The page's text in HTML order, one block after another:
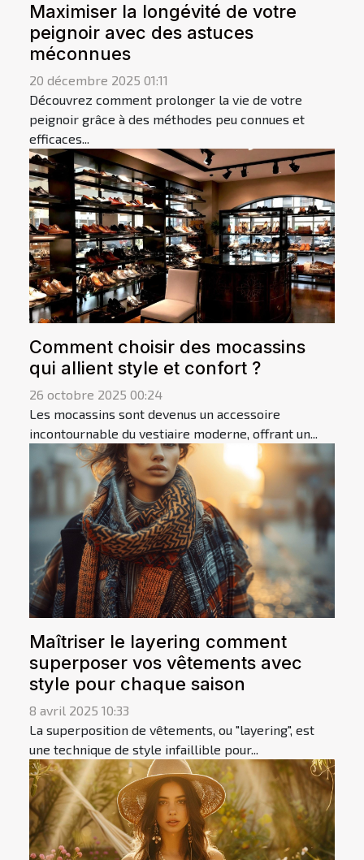
Maximiser la longévité de votre
peignoir avec des astuces
méconnues
20 décembre 2025 01:11
Découvrez comment prolonger la vie de votre
peignoir grâce à des méthodes peu connues et
efficaces...
Comment choisir des mocassins
qui allient style et confort ?
26 octobre 2025 00:24
Les mocassins sont devenus un accessoire
incontournable du vestiaire moderne, offrant un...
Maîtriser le layering comment
superposer vos vêtements avec
style pour chaque saison
8 avril 2025 10:33
La superposition de vêtements, ou "layering", est
une technique de style infaillible pour...